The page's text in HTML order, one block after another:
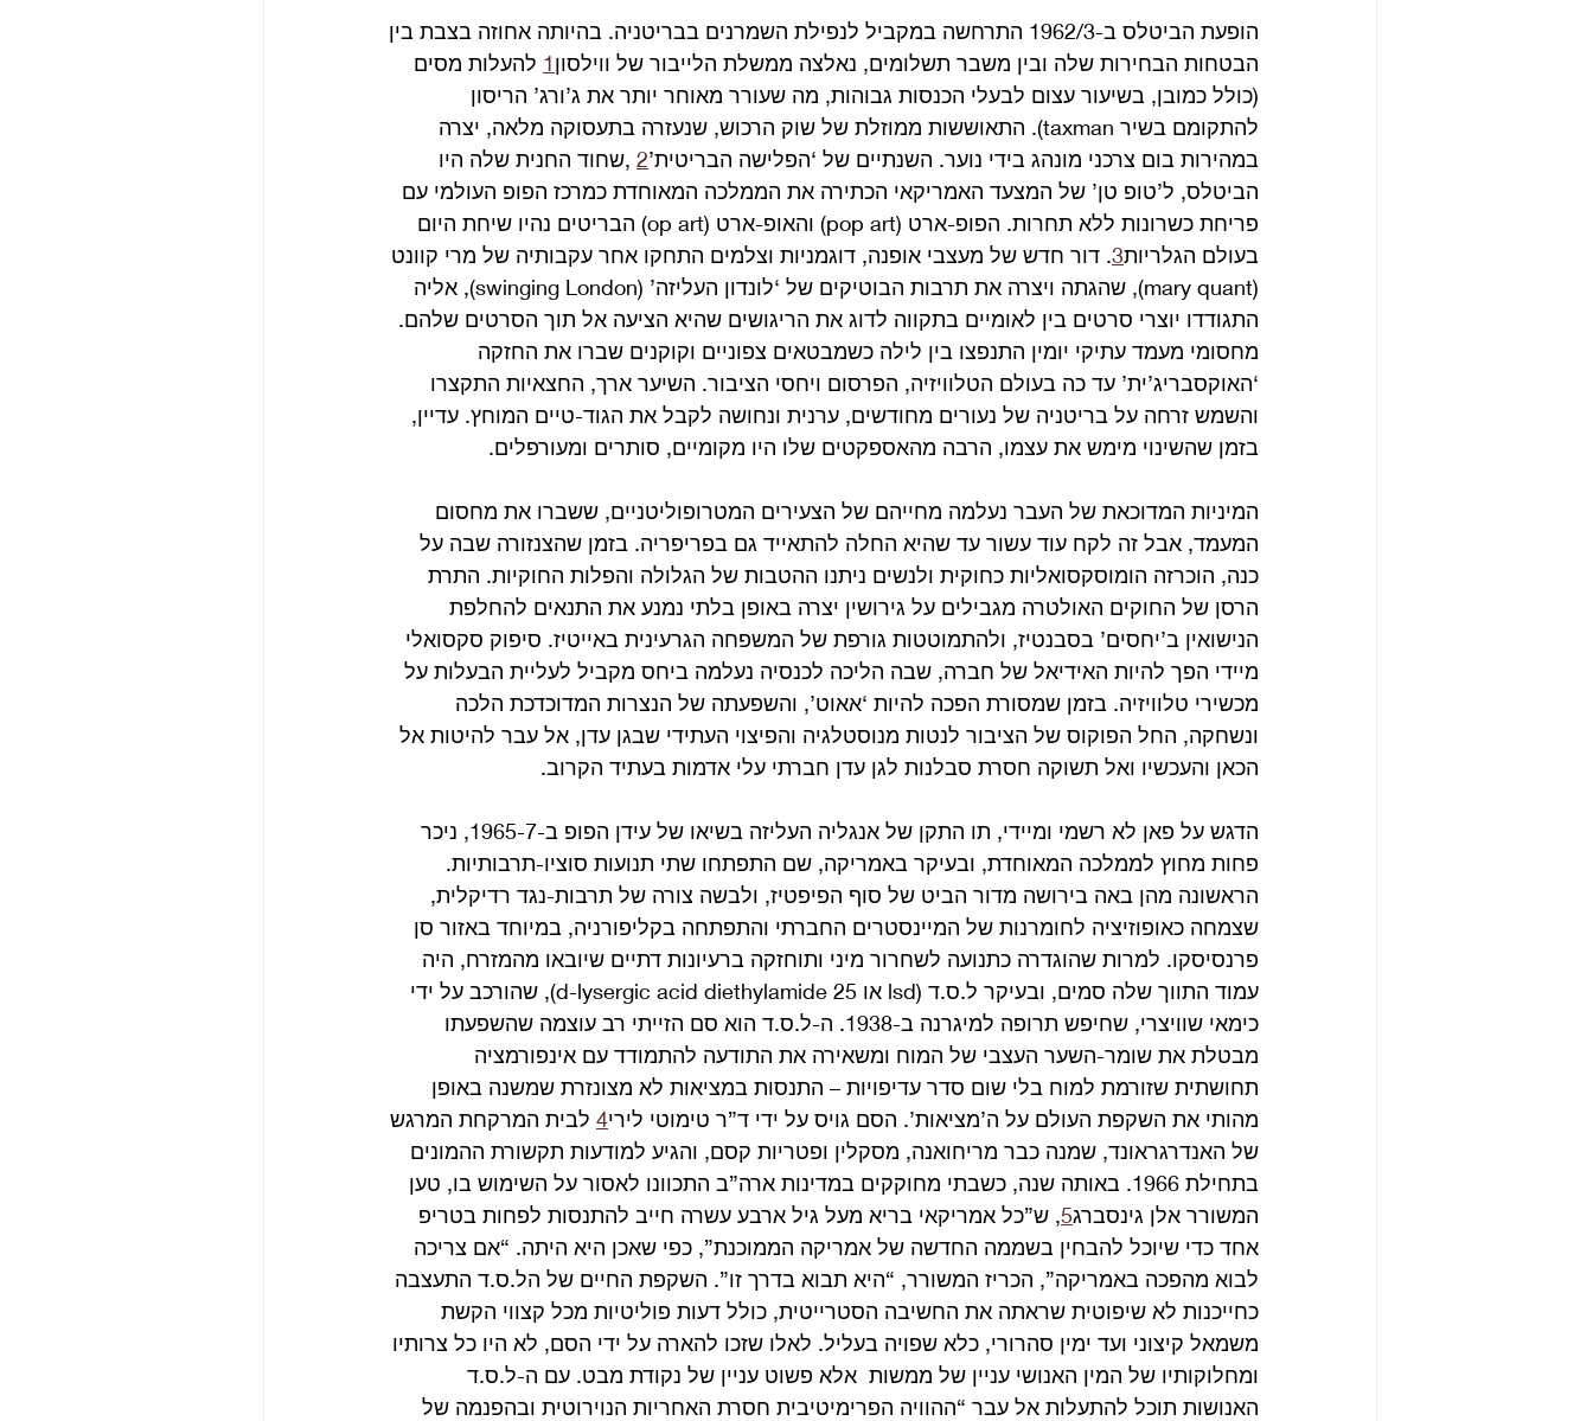
הופעת הביטלס ב-1962/3 התרחשה במקביל לנפילת השמרנים בבריטניה. בהיותה אחוזה בצבת בין
הבטחות הבחירות שלה ובין משבר תשלומים, נאלצה ממשלת הלייבור של ווילסון1 להעלות מסים
(כולל כמובן, בשיעור עצום לבעלי הכנסות גבוהות, מה שעורר מאוחר יותר את ג’ורג’ הריסון
להתקומם בשיר taxman). התאוששות ממוזלת של שוק הרכוש, שנעזרה בתעסוקה מלאה, יצרה
במהירות בום צרכני מונהג בידי נוער. השנתיים של ‘הפלישה הבריטית’2 ,שחוד החנית שלה היו
הביטלס, ל’טופ טן’ של המצעד האמריקאי הכתירה את הממלכה המאוחדת כמרכז הפופ העולמי עם
פריחת כשרונות ללא תחרות. הפופ-ארט (pop art) והאופ-ארט (op art) הבריטים נהיו שיחת היום
בעולם הגלריות3. דור חדש של מעצבי אופנה, דוגמניות וצלמים התחקו אחר עקבותיה של מרי קוונט
(mary quant), שהגתה ויצרה את תרבות הבוטיקים של ‘לונדון העליזה’ (swinging London), אליה
התגודדו יוצרי סרטים בין לאומיים בתקווה לדוג את הריגושים שהיא הציעה אל תוך הסרטים שלהם.
מחסומי מעמד עתיקי יומין התנפצו בין לילה כשמבטאים צפוניים וקוקנים שברו את החזקה
‘האוקסבריג’ית’ עד כה בעולם הטלוויזיה, הפרסום ויחסי הציבור. השיער ארך, החצאיות התקצרו
והשמש זרחה על בריטניה של נעורים מחודשים, ערנית ונחושה לקבל את הגוד-טיים המוחץ. עדיין,
בזמן שהשינוי מימש את עצמו, הרבה מהאספקטים שלו היו מקומיים, סותרים ומעורפלים.
המיניות המדוכאת של העבר נעלמה מחייהם של הצעירים המטרופוליטניים, ששברו את מחסום
המעמד, אבל זה לקח עוד עשור עד שהיא החלה להתאייד גם בפריפריה. בזמן שהצנזורה שבה על
כנה, הוכרזה הומוסקסואליות כחוקית ולנשים ניתנו ההטבות של הגלולה והפלות החוקיות. התרת
הרסן של החוקים האולטרה מגבילים על גירושין יצרה באופן בלתי נמנע את התנאים להחלפת
הנישואין ב’יחסים’ בסבנטיז, ולהתמוטטות גורפת של המשפחה הגרעינית באייטיז. סיפוק סקסואלי
מיידי הפך להיות האידיאל של חברה, שבה הליכה לכנסיה נעלמה ביחס מקביל לעליית הבעלות על
מכשירי טלוויזיה. בזמן שמסורת הפכה להיות ‘אאוט’, והשפעתה של הנצרות המדוכדכת הלכה
ונשחקה, החל הפוקוס של הציבור לנטות מנוסטלגיה והפיצוי העתידי שבגן עדן, אל עבר להיטות אל
הכאן והעכשיו ואל תשוקה חסרת סבלנות לגן עדן חברתי עלי אדמות בעתיד הקרוב.
הדגש על פאן לא רשמי ומיידי, תו התקן של אנגליה העליזה בשיאו של עידן הפופ ב-1965-7, ניכר
פחות מחוץ לממלכה המאוחדת, ובעיקר באמריקה, שם התפתחו שתי תנועות סוציו-תרבותיות.
הראשונה מהן באה בירושה מדור הביט של סוף הפיפטיז, ולבשה צורה של תרבות-נגד רדיקלית,
שצמחה כאופוזיציה לחומרנות של המיינסטרים החברתי והתפתחה בקליפורניה, במיוחד באזור סן
פרנסיסקו. למרות שהוגדרה כתנועה לשחרור מיני ותוחזקה ברעיונות דתיים שיובאו מהמזרח, היה
עמוד התווך שלה סמים, ובעיקר ל.ס.ד (lsd או d-lysergic acid diethylamide 25), שהורכב על ידי
כימאי שוויצרי, שחיפש תרופה למיגרנה ב-1938. ה-ל.ס.ד הוא סם הזייתי רב עוצמה שהשפעתו
מבטלת את שומר-השער העצבי של המוח ומשאירה את התודעה להתמודד עם אינפורמציה
תחושתית שזורמת למוח בלי שום סדר עדיפויות – התנסות במציאות לא מצונזרת שמשנה באופן
מהותי את השקפת העולם על ה’מציאות’. הסם גויס על ידי ד”ר טימוטי לירי4 לבית המרקחת המרגש
של האנדרגראונד, שמנה כבר מריחואנה, מסקלין ופטריות קסם, והגיע למודעות תקשורת ההמונים
בתחילת 1966. באותה שנה, כשבתי מחוקקים במדינות ארה”ב התכוונו לאסור על השימוש בו, טען
המשורר אלן גינסברג5, ש”כל אמריקאי בריא מעל גיל ארבע עשרה חייב להתנסות לפחות בטריפ
אחד כדי שיוכל להבחין בשממה החדשה של אמריקה הממוכנת”, כפי שאכן היא היתה. “אם צריכה
לבוא מהפכה באמריקה”, הכריז המשורר, “היא תבוא בדרך זו”. השקפת החיים של הל.ס.ד התעצבה
כחייכנות לא שיפוטית שראתה את החשיבה הסטרייטית, כולל דעות פוליטיות מכל קצווי הקשת
משמאל קיצוני ועד ימין סהרורי, כלא שפויה בעליל. לאלו שזכו להארה על ידי הסם, לא היו כל צרותיו
ומחלוקותיו של המין האנושי עניין של ממשות  אלא פשוט עניין של נקודת מבט. עם ה-ל.ס.ד
האנושות תוכל להתעלות אל עבר “ההוויה הפרימיטיבית חסרת האחריות הנוירוטית ובהפנמה של